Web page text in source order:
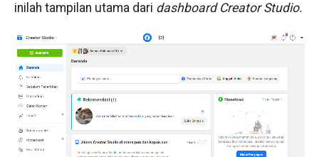
inilah tampilan utama dari dashboard Creator Studio.